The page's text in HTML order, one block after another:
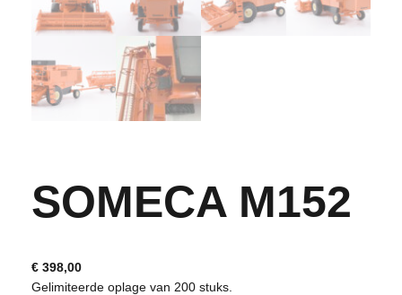
SOMECA M152
€398,00
Gelimiteerde oplage van 200 stuks.